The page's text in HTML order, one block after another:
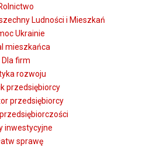
Ludności i Mieszkań
Ukrainie
mieszkańca
Dla firm
rozwoju
przedsiębiorcy
przedsiębiorcy
inwestycyjne
sprawę